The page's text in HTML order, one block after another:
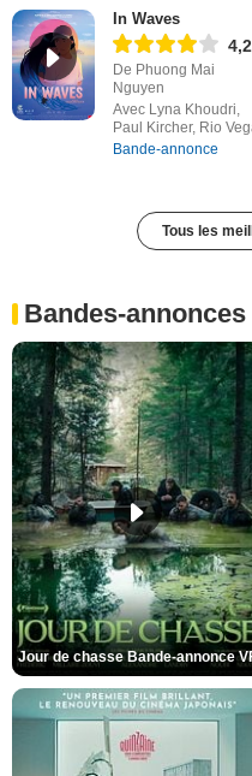
In Waves
4,2
De Phuong Mai
Nguyen
Avec Lyna Khoudri,
Paul Kircher, Rio
Bande-annonce
Tous les
Bandes-
Jour de chasse Bande-annonce